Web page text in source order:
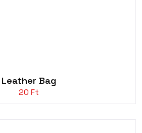
Leather Bag
20 Ft